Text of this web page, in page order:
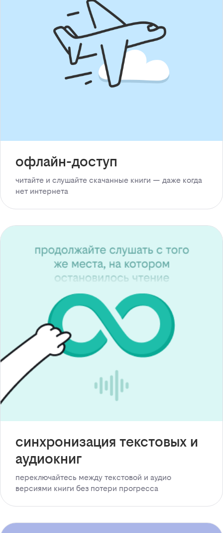
офлайн-доступ
читайте и слушайте скачанные книги — даже когда
нет интернета
синхронизация текстовых и
аудиокниг
переключайтесь между текстовой и аудио
версиями книги без потери прогресса